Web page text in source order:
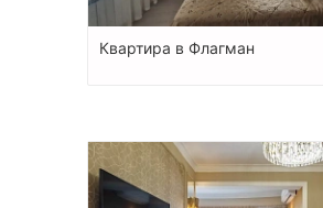
Квартира в Флагман